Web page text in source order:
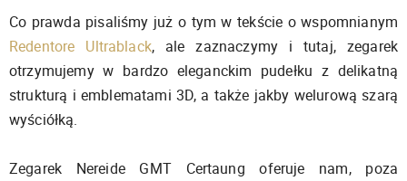
Co prawda pisaliśmy już o tym w tekście o wspomnianym
Redentore Ultrablack, ale zaznaczymy i tutaj, zegarek
otrzymujemy w bardzo eleganckim pudełku z delikatną
strukturą i emblematami 3D, a także jakby welurową szarą
wyściółką.
Zegarek Nereide GMT Certaung oferuje nam, poza